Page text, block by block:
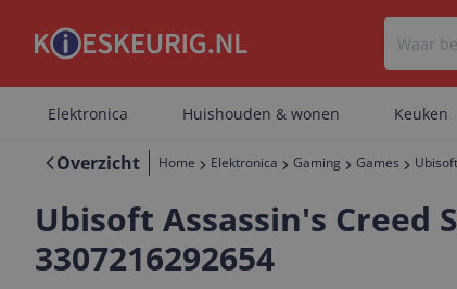
Elektronica Huishouden & wonen Keuken
Overzicht Home Elektronica Gaming Games
Ubisoft Assassin's Creed
3307216292654